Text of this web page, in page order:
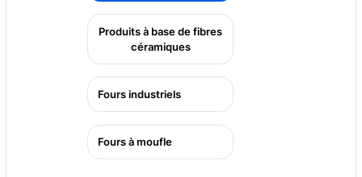
Produits à base de fibres
céramiques
Fours industriels
Fours à moufle